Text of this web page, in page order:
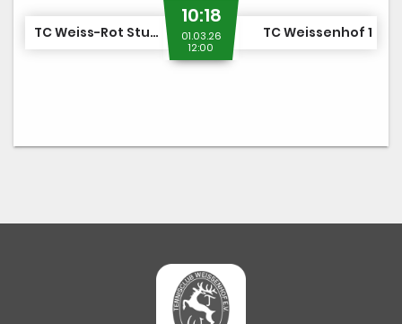
TC Weiss-Rot Stuttgart 1
10:18
01.03.26
12:00
TC Weissenhof 1